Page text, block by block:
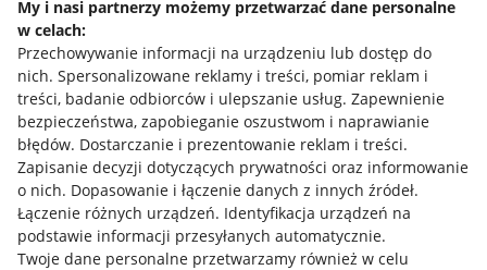
My i nasi partnerzy możemy przetwarzać dane personalne
w celach:
Przechowywanie informacji na urządzeniu lub dostęp do
nich. Spersonalizowane reklamy i treści, pomiar reklam i
treści, badanie odbiorców i ulepszanie usług. Zapewnienie
bezpieczeństwa, zapobieganie oszustwom i naprawianie
błędów. Dostarczanie i prezentowanie reklam i treści.
Zapisanie decyzji dotyczących prywatności oraz informowanie
o nich. Dopasowanie i łączenie danych z innych źródeł.
Łączenie różnych urządzeń. Identyfikacja urządzeń na
podstawie informacji przesyłanych automatycznie.
Twoje dane personalne przetwarzamy również w celu
Allegro Gadane dla sprzedających
Allegro Gadane dla kupujących
Mapa miejscowości
Informacje prawne
Regulamin
Polityka plików "cookies"